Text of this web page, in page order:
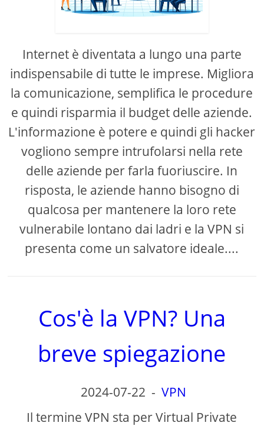
Internet è diventata a lungo una parte
indispensabile di tutte le imprese. Migliora
la comunicazione, semplifica le procedure
e quindi risparmia il budget delle aziende.
L'informazione è potere e quindi gli hacker
vogliono sempre intrufolarsi nella rete
delle aziende per farla fuoriuscire. In
risposta, le aziende hanno bisogno di
qualcosa per mantenere la loro rete
vulnerabile lontano dai ladri e la VPN si
presenta come un salvatore ideale....
Cos'è la VPN? Una
breve spiegazione
2024-07-22 - VPN
Il termine VPN sta per Virtual Private